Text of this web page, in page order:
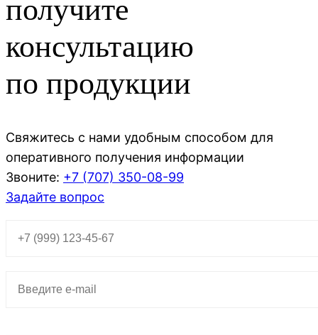
получите
консультацию
по продукции
Свяжитесь с нами удобным способом для
оперативного получения информации
Звоните: +7 (707) 350-08-99
Задайте вопрос